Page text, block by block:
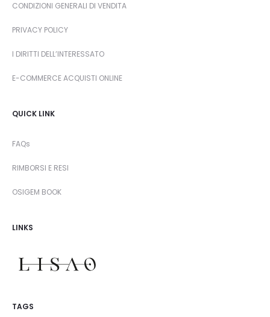
CONDIZIONI GENERALI DI VENDITA
PRIVACY POLICY
I DIRITTI DELL’INTERESSATO
E-COMMERCE ACQUISTI ONLINE
QUICK LINK
FAQs
RIMBORSI E RESI
OSIGEM BOOK
LINKS
TAGS